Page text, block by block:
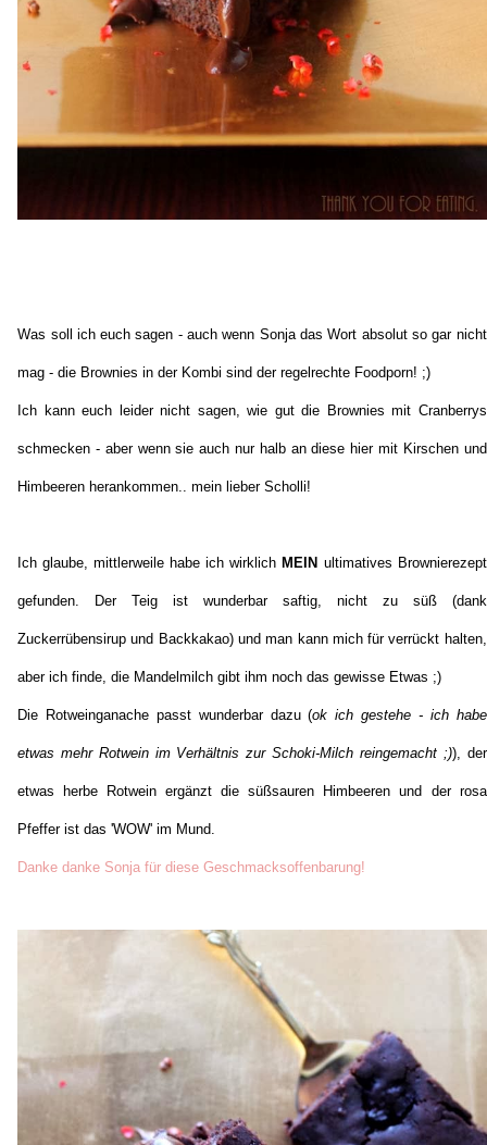
Was soll ich euch sagen - auch wenn Sonja das Wort absolut so gar nicht
mag - die Brownies in der Kombi sind der regelrechte Foodporn! ;)
Ich kann euch leider nicht sagen, wie gut die Brownies mit Cranberrys
schmecken - aber wenn sie auch nur halb an diese hier mit Kirschen und
Himbeeren herankommen.. mein lieber Scholli!
Ich glaube, mittlerweile habe ich wirklich MEIN ultimatives Brownierezept
gefunden. Der Teig ist wunderbar saftig, nicht zu süß (dank
Zuckerrübensirup und Backkakao) und man kann mich für verrückt halten,
aber ich finde, die Mandelmilch gibt ihm noch das gewisse Etwas ;)
Die Rotweinganache passt wunderbar dazu (ok ich gestehe - ich habe
etwas mehr Rotwein im Verhältnis zur Schoki-Milch reingemacht ;)), der
etwas herbe Rotwein ergänzt die süßsauren Himbeeren und der rosa
Pfeffer ist das 'WOW' im Mund.
Danke danke Sonja für diese Geschmacksoffenbarung!